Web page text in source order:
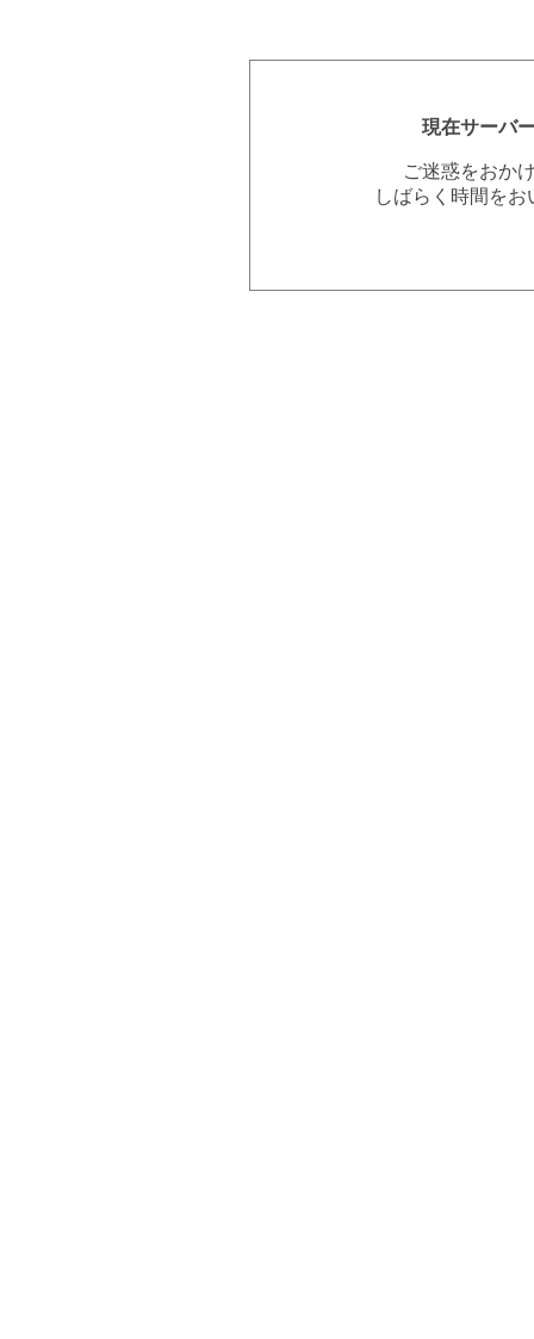
現在サーバ
ご迷惑をおか
しばらく時間を